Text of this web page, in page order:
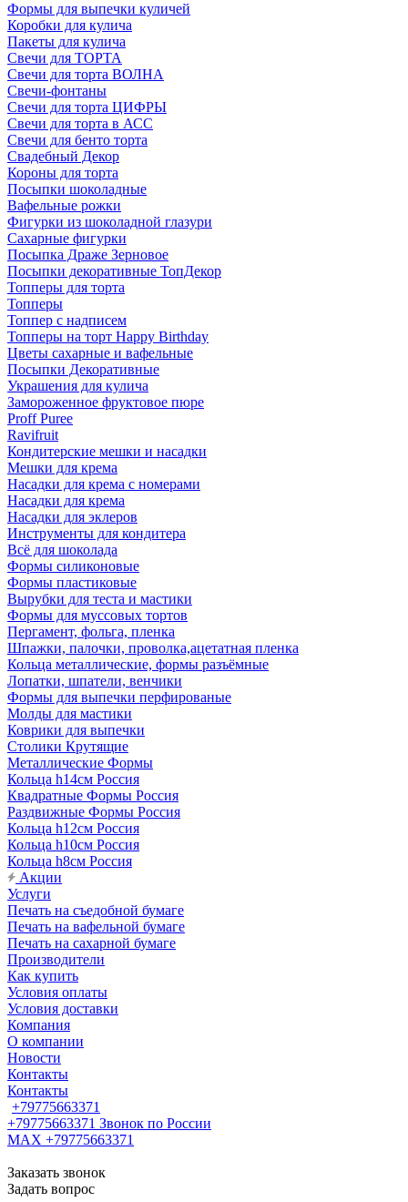
Формы для выпечки куличей
Коробки для кулича
Пакеты для кулича
Свечи для ТОРТА
Свечи для торта ВОЛНА
Свечи-фонтаны
Свечи для торта ЦИФРЫ
Свечи для торта в АСС
Свечи для бенто торта
Свадебный Декор
Короны для торта
Посыпки шоколадные
Вафельные рожки
Фигурки из шоколадной глазури
Сахарные фигурки
Посыпка Драже Зерновое
Посыпки декоративные ТопДекор
Топперы для торта
Топперы
Топпер с надписем
Топперы на торт Happy Birthday
Цветы сахарные и вафельные
Посыпки Декоративные
Украшения для кулича
Замороженное фруктовое пюре
Proff Puree
Ravifruit
Кондитерские мешки и насадки
Мешки для крема
Насадки для крема с номерами
Насадки для крема
Насадки для эклеров
Инструменты для кондитера
Всё для шоколада
Формы силиконовые
Формы пластиковые
Вырубки для теста и мастики
Формы для муссовых тортов
Пергамент, фольга, пленка
Шпажки, палочки, проволка,ацетатная пленка
Кольца металлические, формы разъёмные
Лопатки, шпатели, венчики
Формы для выпечки перфированые
Молды для мастики
Коврики для выпечки
Столики Крутящие
Металлические Формы
Кольца h14см Россия
Квадратные Формы Россия
Раздвижные Формы Россия
Кольца h12см Россия
Кольца h10см Россия
Кольца h8см Россия
Акции
Услуги
Печать на съедобной бумаге
Печать на вафельной бумаге
Печать на сахарной бумаге
Производители
Как купить
Условия оплаты
Условия доставки
Компания
О компании
Новости
Контакты
Контакты
+79775663371
+79775663371 Звонок по России
MAX +79775663371
Заказать звонок
Задать вопрос